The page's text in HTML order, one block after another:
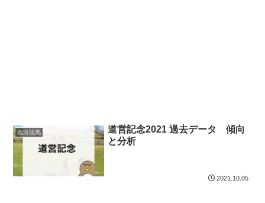
地方競馬
道営記念2021 過去データ 傾向
と分析
2021.10.05